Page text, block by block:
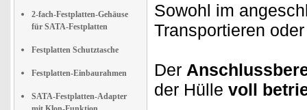
2-fach-Festplatten-Gehäuse
für SATA-Festplatten
Festplatten Schutztasche
Festplatten-Einbaurahmen
SATA-Festplatten-Adapter
Sowohl im
Transportieren
Der
der Hülle voll